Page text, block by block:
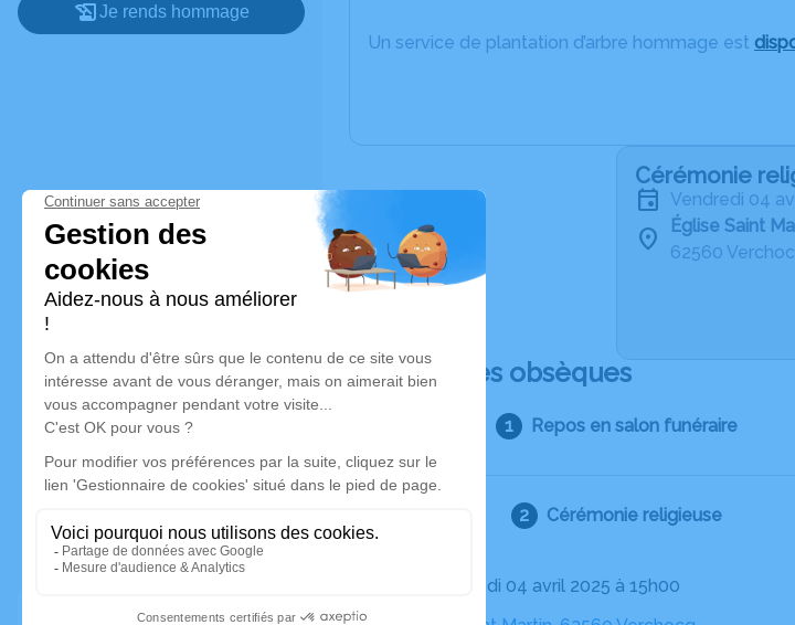
Je rends hommage
Un service de plantation d’arbre hommage est
Cérémonie
vendredi 04
Église Saint
62560
Déroulé des obsèques
Repos en salon funéraire
Cérémonie religieuse
Le vendredi 04 avril 2025 à 15h00